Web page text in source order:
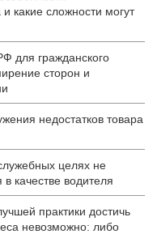
какие сложности могут
для гражданского
сторон и
недостатков товара
целях не
в качестве водителя
практики достичь
невозможно: либо